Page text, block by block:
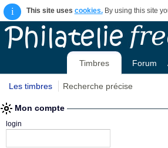
i This site uses cookies.By using this site
Timbres Forum
Les timbres Recherche précise
Mon compte
login